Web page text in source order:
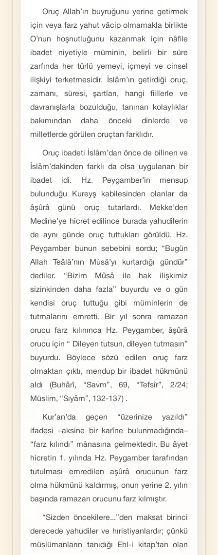
Oruç Allah’ın buyruğunu yerine getirmek
için veya farz yahut vâcip olmamakla birlikte
O’nun hoşnutluğunu kazanmak için nâfile
ibadet niyetiyle müminin, belirli bir süre
zarfında her türlü yemeyi, içmeyi ve cinsel
ilişkiyi terketmesidir. İslâm’ın getirdiği oruç,
zamanı, süresi, şartları, hangi fiillerle ve
davranışlarla bozulduğu, tanınan kolaylıklar
bakımından daha önceki dinlerde ve
milletlerde görülen oruçtan farklıdır.
Oruç ibadeti İslâm’dan önce de bilinen ve
İslâm’dakinden farklı da olsa uygulanan bir
ibadet idi. Hz. Peygamber’in mensup
bulunduğu Kureyş kabilesinden olanlar da
âşûrâ günü oruç tutarlardı. Mekke’den
Medine’ye hicret edilince burada yahudilerin
de aynı günde oruç tuttukları görüldü. Hz.
Peygamber bunun sebebini sordu; “Bugün
Allah Teâlâ’nın Mûsâ’yı kurtardığı gündür”
dediler. “Bizim Mûsâ ile hak ilişkimiz
sizinkinden daha fazla” buyurdu ve o gün
kendisi oruç tuttuğu gibi müminlerin de
tutmalarını emretti. Bir yıl sonra ramazan
orucu farz kılınınca Hz. Peygamber, âşûrâ
orucu için “ Dileyen tutsun, dileyen tutmasın”
buyurdu. Böylece sözü edilen oruç farz
olmaktan çıktı, mendup bir ibadet hükmünü
aldı (Buhârî, “Savm”, 69, “Tefsîr”, 2/24;
Müslim, “Sıyâm”, 132-137) .
Kur’an’da geçen “üzerinize yazıldı”
ifadesi –aksine bir karîne bulunmadığında–
“farz kılındı” mânasına gelmektedir. Bu âyet
hicretin 1. yılında Hz. Peygamber tarafından
tutulması emredilen aşûrâ orucunun farz
olma hükmünü kaldırmış, onun yerine 2. yılın
başında ramazan orucunu farz kılmıştır.
“Sizden öncekilere...”den maksat birinci
derecede yahudiler ve hıristiyanlardır; çünkü
müslümanların tanıdığı Ehl-i kitap’tan olan